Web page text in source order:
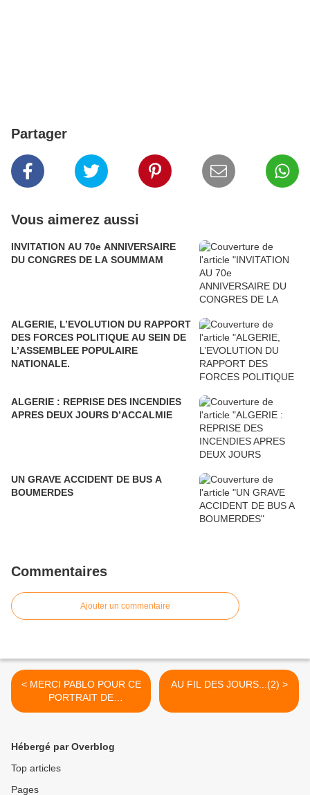
Partager
Vous aimerez aussi
INVITATION AU 70e ANNIVERSAIRE
DU CONGRES DE LA SOUMMAM
ALGERIE, L’EVOLUTION DU RAPPORT
DES FORCES POLITIQUE AU SEIN DE
L’ASSEMBLEE POPULAIRE
NATIONALE.
ALGERIE : REPRISE DES INCENDIES
APRES DEUX JOURS D’ACCALMIE
UN GRAVE ACCIDENT DE BUS A
BOUMERDES
Commentaires
Ajouter un commentaire
< MERCI PABLO POUR CE
PORTRAIT DE
JACQUELINE.
AU FIL DES JOURS...(2) >
Hébergé par Overblog
Top articles
Pages